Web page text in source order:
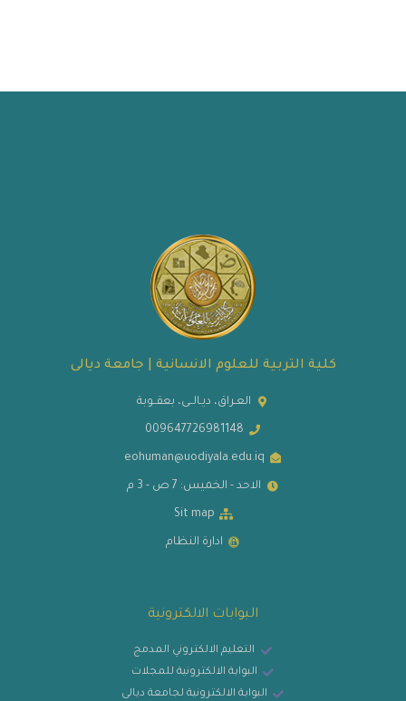
كلية التربية للعلوم الانسانية | جامعة ديالى
العـراق، ديـالــى، بعقــوبة
009647726981148
eohuman@uodiyala.edu.iq
الاحد - الخميس: 7 ص - 3 م
Sit map
ادارة النظام
البوابات الالكترونية
التعليم الالكتروني المدمج
البوابة الالكترونية للمجلات
البوابة الالكترونية لجامعة ديالى